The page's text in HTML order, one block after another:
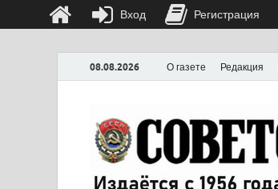
08.08.2026 О газете Редакция
Вход Регистрация